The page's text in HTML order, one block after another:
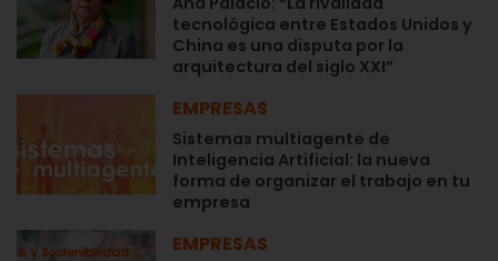
tecnológica entre Estados Unidos y
China es una disputa por la
arquitectura del siglo XXI”
EMPRESAS
Sistemas multiagente de
Inteligencia Artificial: la nueva
forma de organizar el trabajo en tu
empresa
EMPRESAS